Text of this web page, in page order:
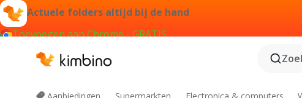
Actuele folders altijd bij de hand
Toevoegen aan Chrome - GRATIS